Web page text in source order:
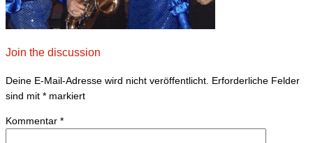
Join the discussion
Deine E-Mail-Adresse wird nicht veröffentlicht. Erforderliche Felder
sind mit * markiert
Kommentar *